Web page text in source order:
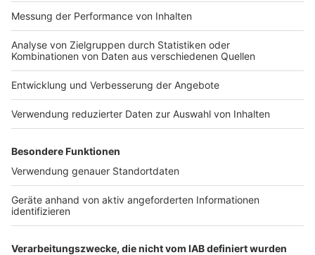
Termin erlaubt. Der konstant niedrige Inzidenzwert
macht es möglich, ebenso wie im Kreis Paderborn.
Auch Museen, Kunstausstellungen, Galerien, Schlösser,
Burgen, Gedenkstätten, Zoos, Tierparks und ähnliche
Geschäften gilt nach wie vor die Beschränkung von
einer Kundin bzw. einem Kunden pro 40 Quadratmeter.
Dabei sind durchaus Wartezeiten vor Geschäften
möglich. Der Kreis Coesfeld hat seit Wochen niedrige
Die Stadt Münster verzichtet auf weitere
Lockerungen, auch wenn diese möglich wären. Die
Ansteckungszahlen würden seit einigen Tagen wieder